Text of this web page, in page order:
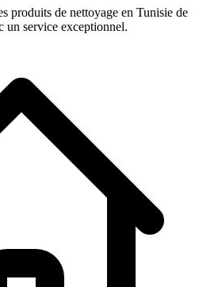
produits de nettoyage en Tunisie de
un service exceptionnel.